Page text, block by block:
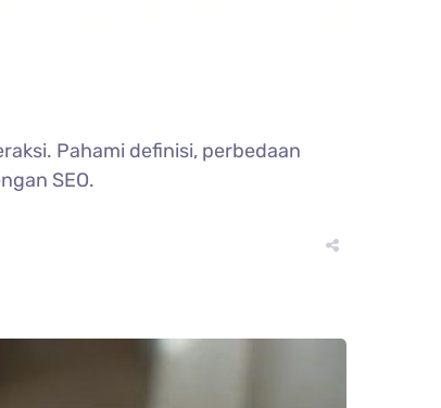
Pahami definisi, perbedaan
SEO.